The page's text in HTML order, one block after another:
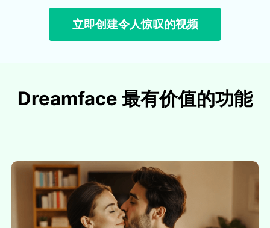
立即创建令人惊叹的视频
Dreamface 最有价值的功能